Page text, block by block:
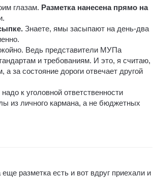
глазам. Разметка нанесена прямо на
Знаете, ямы засыпают на день-два
Ведь представители МУПа
и требованиям. И это, я считаю,
за состояние дороги отвечает другой
к уголовной ответственности
из личного кармана, а не бюджетных
разметка есть и вот вдруг приехали и